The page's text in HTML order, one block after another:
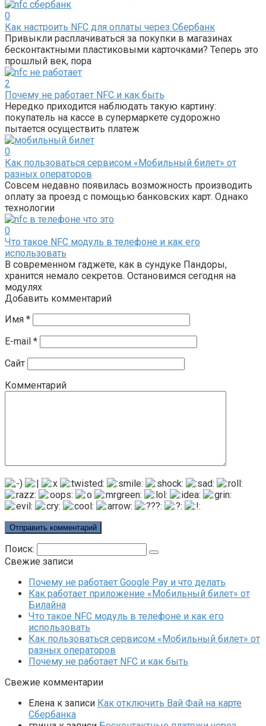
0
Как настроить NFC для оплаты через Сбербанк
Привыкли расплачиваться за покупки в магазинах
бесконтактными пластиковыми карточками? Теперь это
прошлый век, пора
2
Почему не работает NFC и как быть
Нередко приходится наблюдать такую картину:
покупатель на кассе в супермаркете судорожно
пытается осуществить платеж
0
Как пользоваться сервисом «Мобильный билет» от
разных операторов
Совсем недавно появилась возможность производить
оплату за проезд с помощью банковских карт. Однако
технологии
0
Что такое NFC модуль в телефоне и как его
использовать
В современном гаджете, как в сундуке Пандоры,
хранится немало секретов. Остановимся сегодня на
модулях
Добавить комментарий
Имя *
E-mail *
Сайт
Комментарий
Поиск:
Свежие записи
Почему не работает Google Pay и что делать
Как работает приложение «Мобильный билет» от
Билайна
Что такое NFC модуль в телефоне и как его
использовать
Как пользоваться сервисом «Мобильный билет» от
разных операторов
Почему не работает NFC и как быть
Свежие комментарии
Елена к записи Как отключить Вай Фай на карте
Сбербанка